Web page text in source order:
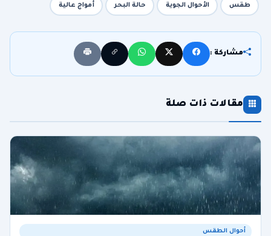
طقس الأحوال الجوية حالة البحر أمواج عالية
مشاركة :
مقالات ذات صلة
أحوال الطقس